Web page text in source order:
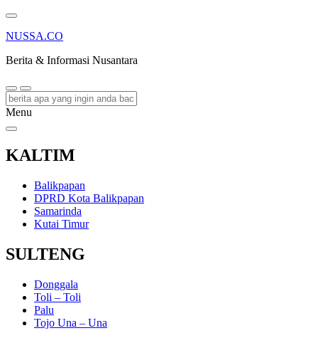
NUSSA.CO
Berita & Informasi Nusantara
Menu
KALTIM
Balikpapan
DPRD Kota Balikpapan
Samarinda
Kutai Timur
SULTENG
Donggala
Toli – Toli
Palu
Tojo Una – Una